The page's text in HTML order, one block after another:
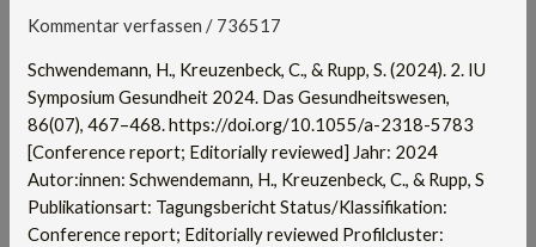
Kommentar verfassen / 736517
Schwendemann, H., Kreuzenbeck, C., & Rupp, S. (2024). 2. IU
Symposium Gesundheit 2024. Das Gesundheitswesen,
86(07), 467–468. https://doi.org/10.1055/a-2318-5783
[Conference report; Editorially reviewed] Jahr: 2024
Autor:innen: Schwendemann, H., Kreuzenbeck, C., & Rupp, S
Publikationsart: Tagungsbericht Status/Klassifikation:
Conference report; Editorially reviewed Profilcluster:
2024.
Gesundheitswesen,
86(07),
467–
468